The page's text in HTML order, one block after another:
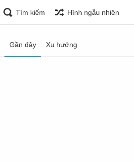
Tìm kiếm Hình ngẫu nhiên
Gần đây Xu hướng